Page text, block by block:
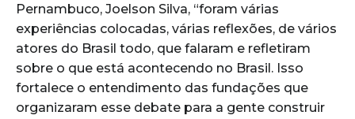
Pernambuco, Joelson Silva, “foram várias
experiências colocadas, várias reflexões, de vários
atores do Brasil todo, que falaram e refletiram
sobre o que está acontecendo no Brasil. Isso
fortalece o entendimento das fundações que
organizaram esse debate para a gente construir